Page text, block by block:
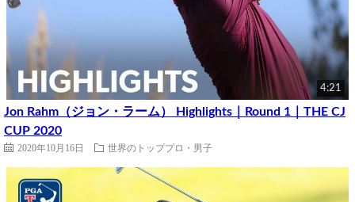
4:21
Jon Rahm（ジョン・ラーム） Highlights｜Round 1｜THE CJ
CUP 2020
2020年10月16日 世界のトッププロ・男子